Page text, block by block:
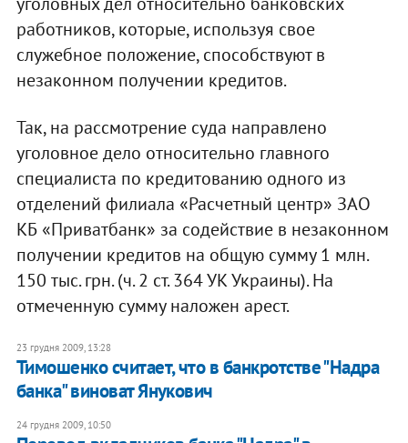
работников, которые, используя свое
служебное положение, способствуют в
незаконном получении кредитов.
Так, на рассмотрение суда направлено
уголовное дело относительно главного
специалиста по кредитованию одного из
отделений филиала «Расчетный центр» ЗАО
КБ «Приватбанк» за содействие в незаконном
получении кредитов на общую сумму 1 млн.
150 тыс. грн. (ч. 2 ст. 364 УК Украины). На
отмеченную сумму наложен арест.
23 грудня 2009, 13:28
Тимошенко считает, что в банкротстве "Надра
банка" виноват Янукович
24 грудня 2009, 10:50